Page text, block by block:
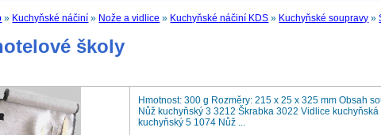
» Kuchyňské náčiní » Nože a vidlice » Kuchyňské náčiní KDS » Kuchyňské soupravy »
školy
Hmotnost: 300 g Rozměry: 215 x 25 x 325 mm Obsah
Nůž kuchyňský 3 3212 Škrabka 3022 Vidlice
kuchyňský 5 1074 Nůž ...